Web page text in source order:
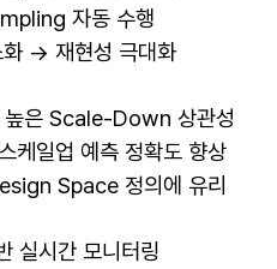
자동 수행
→ 재현성 극대화
은 Scale-Down 상관성
케일업 예측 정확도 향상
Space 정의에 유리
실시간 모니터링